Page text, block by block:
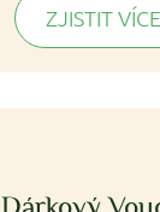
ZJISTIT VÍCE
Dárkový